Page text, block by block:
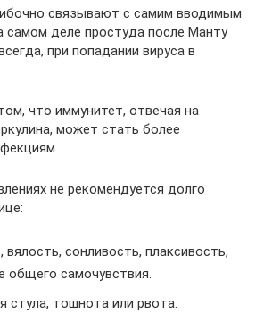
связывают с самим вводимым
самом деле простуда после Манту
при попадании вируса в
что иммунитет, отвечая на
может стать более
не рекомендуется долго
вялость, сонливость, плаксивость,
общего самочувствия.
стула, тошнота или рвота.